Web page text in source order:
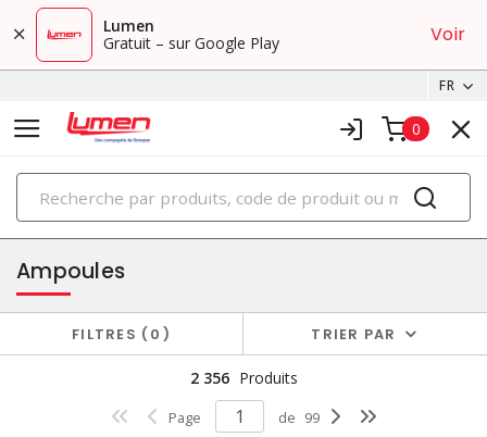
Lumen
Gratuit – sur Google Play
Voir
FR
0
PRODUITS
éclairage
Ampoules
FILTRES 0 TRIER PAR
2 356 Produits
Page de 99